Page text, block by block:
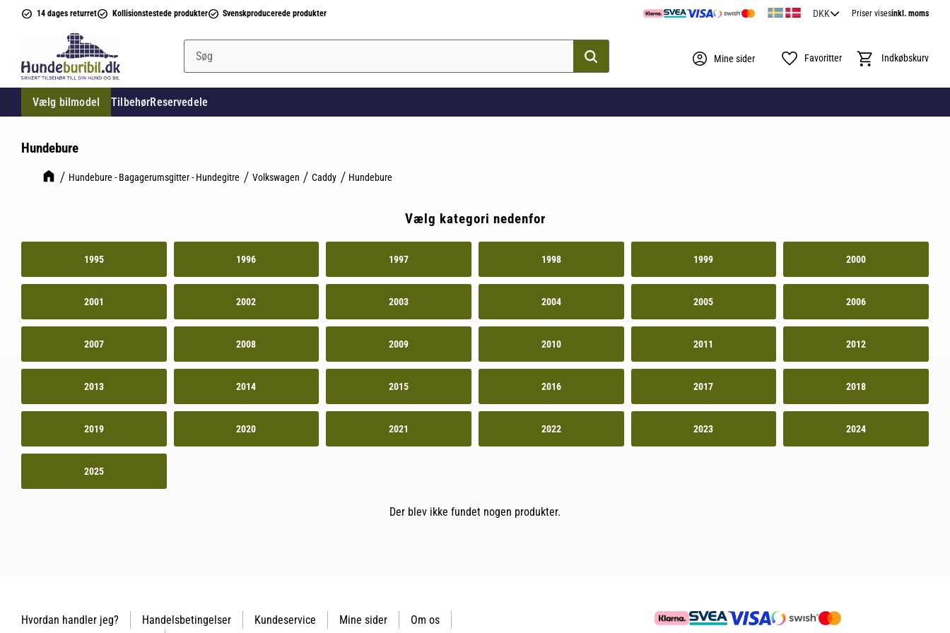
14 dages returret Kollisionstestede produkter Svenskproducerede produkter Priser visesinkl. moms
Vælg bilmodel TilbehørReservedele
Mine sider Favoritter Indkøbskurv
Hundebure
Hundebure - Bagagerumsgitter - Hundegitre Volkswagen Caddy Hundebure
Vælg kategori nedenfor
1995 1996 1997 1998 1999 2000
2001 2002 2003 2004 2005 2006
2007 2008 2009 2010 2011 2012
2013 2014 2015 2016 2017 2018
2019 2020 2021 2022 2023 2024
2025
Der blev ikke fundet nogen produkter.
Hvordan handler jeg? Handelsbetingelser Kundeservice Mine sider
Om os